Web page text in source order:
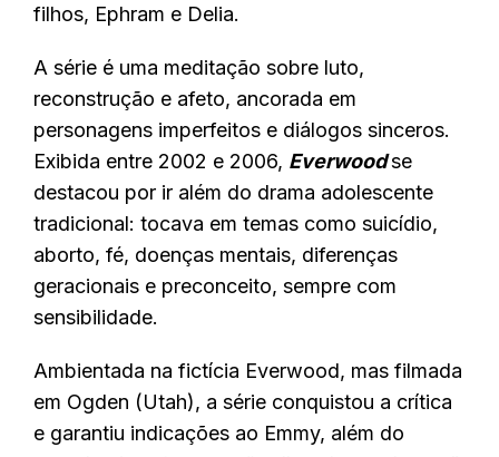
filhos, Ephram e Delia.
A série é uma meditação sobre luto,
reconstrução e afeto, ancorada em
personagens imperfeitos e diálogos sinceros.
Exibida entre 2002 e 2006, Everwoodse
destacou por ir além do drama adolescente
tradicional: tocava em temas como suicídio,
aborto, fé, doenças mentais, diferenças
geracionais e preconceito, sempre com
sensibilidade.
Ambientada na fictícia Everwood, mas filmada
em Ogden (Utah), a série conquistou a crítica
e garantiu indicações ao Emmy, além do